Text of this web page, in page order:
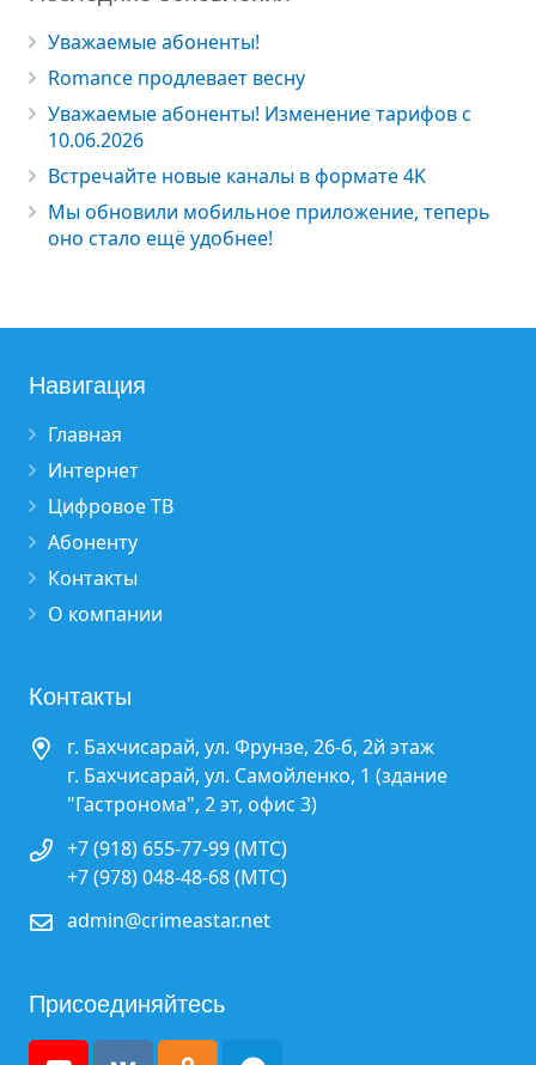
Уважаемые абоненты!
Romance продлевает весну
Уважаемые абоненты! Изменение тарифов с
10.06.2026
Встречайте новые каналы в формате 4K
Мы обновили мобильное приложение, теперь
оно стало ещё удобнее!
Навигация
Главная
Интернет
Цифровое ТВ
Абоненту
Контакты
О компании
Контакты
г. Бахчисарай, ул. Фрунзе, 26-б, 2й этаж
г. Бахчисарай, ул. Самойленко, 1 (здание
"Гастронома", 2 эт, офис 3)
+7 (918) 655-77-99 (МТС)
+7 (978) 048-48-68 (МТС)
admin@crimeastar.net
Присоединяйтесь